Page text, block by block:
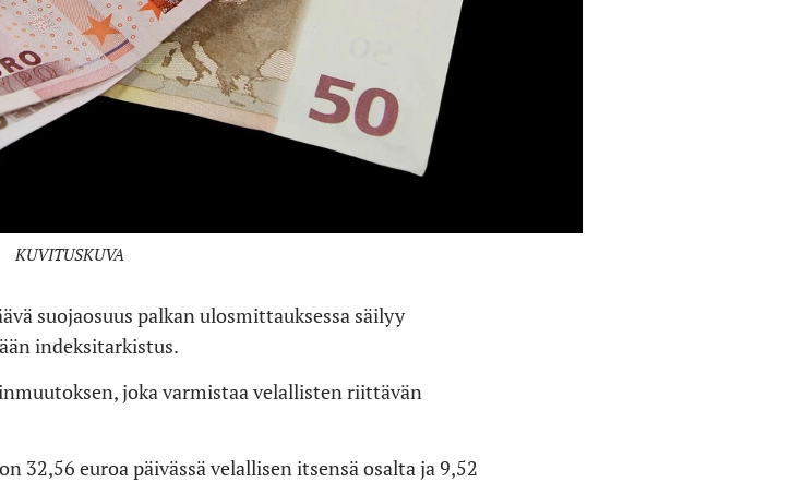
KUVITUSKUVA
suojaosuus palkan ulosmittauksessa säilyy
indeksitarkistus.
joka varmistaa velallisten riittävän
32,56 euroa päivässä velallisen itsensä osalta ja 9,52